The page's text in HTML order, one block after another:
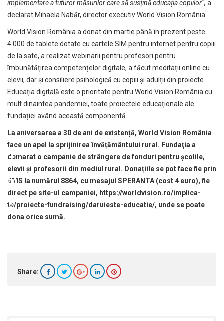
implementare a tuturor măsurilor care să susțină educația copiilor“, a
declarat Mihaela Nabăr, director executiv World Vision România.
World Vision România a donat din martie până în prezent peste
4.000 de tablete dotate cu cartele SIM pentru internet pentru copiii
de la sate, a realizat webinarii pentru profesori pentru
îmbunătățirea competențelor digitale, a făcut meditații online cu
elevii, dar și consiliere psihologică cu copiii și adulții din proiecte.
Educația digitală este o prioritate pentru World Vision România cu
mult dinaintea pandemiei, toate proiectele educaționale ale
fundației având această componentă.
La aniversarea a 30 de ani de existență, World Vision România
face un apel la sprijinirea învățământului rural. Fundaţia a
demarat o campanie de strângere de fonduri pentru şcolile,
elevii şi profesorii din mediul rural. Donațiile se pot face fie prin
SMS la numărul 8864, cu mesajul SPERANTA (cost 4 euro), fie
direct pe site-ul campaniei, https://worldvision.ro/implica-
te/proiecte-fundraising/daruieste-educatie/, unde se poate
dona orice sumă.
Share: